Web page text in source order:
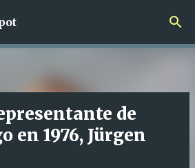
contenido principal
de
en 1976, Jürgen